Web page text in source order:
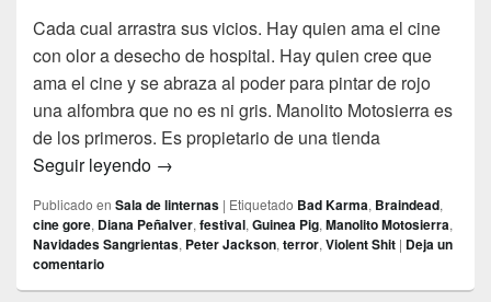
Cada cual arrastra sus vicios. Hay quien ama el cine
con olor a desecho de hospital. Hay quien cree que
ama el cine y se abraza al poder para pintar de rojo
una alfombra que no es ni gris. Manolito Motosierra es
de los primeros. Es propietario de una tienda
Seguir leyendo Rock, tetas y monstruos
→
Publicado en Sala de linternas | Etiquetado Bad Karma, Braindead,
cine gore, Diana Peñalver, festival, Guinea Pig, Manolito Motosierra,
Navidades Sangrientas, Peter Jackson, terror, Violent Shit | Deja un
comentario